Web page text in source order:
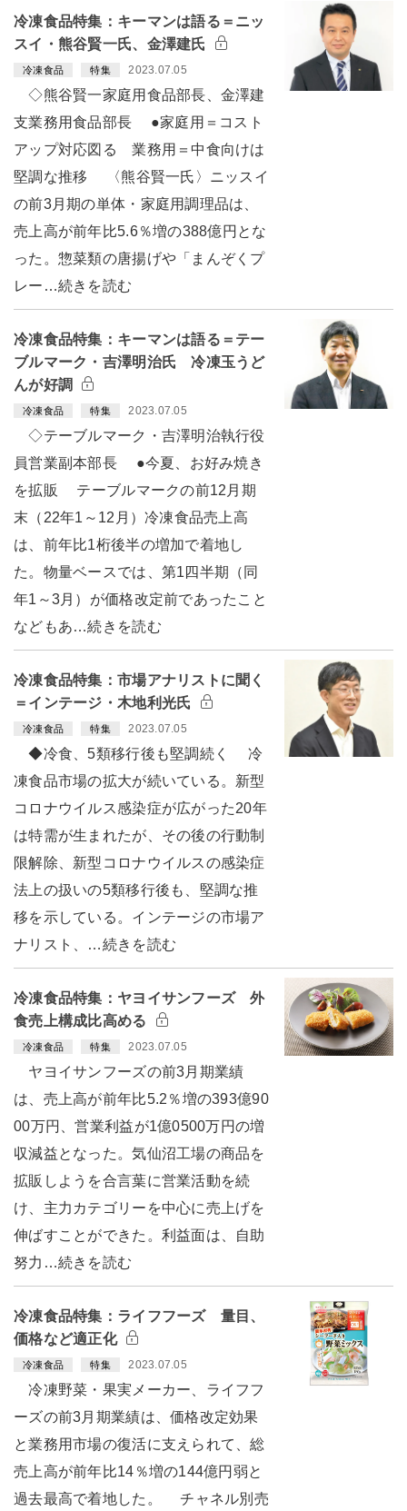
冷凍食品特集：キーマンは語る＝ニッ
スイ・熊谷賢一氏、金澤建氏
冷凍食品 特集 2023.07.05
◇熊谷賢一家庭用食品部長、金澤建
支業務用食品部長 ●家庭用＝コスト
アップ対応図る 業務用＝中食向けは
堅調な推移 〈熊谷賢一氏〉ニッスイ
の前3月期の単体・家庭用調理品は、
売上高が前年比5.6％増の388億円とな
った。惣菜類の唐揚げや「まんぞくプ
レー…続きを読む
冷凍食品特集：キーマンは語る＝テー
ブルマーク・吉澤明治氏 冷凍玉うど
んが好調
冷凍食品 特集 2023.07.05
◇テーブルマーク・吉澤明治執行役
員営業副本部長 ●今夏、お好み焼き
を拡販 テーブルマークの前12月期
末（22年1～12月）冷凍食品売上高
は、前年比1桁後半の増加で着地し
た。物量ベースでは、第1四半期（同
年1～3月）が価格改定前であったこと
などもあ…続きを読む
冷凍食品特集：市場アナリストに聞く
＝インテージ・木地利光氏
冷凍食品 特集 2023.07.05
◆冷食、5類移行後も堅調続く 冷
凍食品市場の拡大が続いている。新型
コロナウイルス感染症が広がった20年
は特需が生まれたが、その後の行動制
限解除、新型コロナウイルスの感染症
法上の扱いの5類移行後も、堅調な推
移を示している。インテージの市場ア
ナリスト、…続きを読む
冷凍食品特集：ヤヨイサンフーズ 外
食売上構成比高める
冷凍食品 特集 2023.07.05
ヤヨイサンフーズの前3月期業績
は、売上高が前年比5.2％増の393億90
00万円、営業利益が1億0500万円の増
収減益となった。気仙沼工場の商品を
拡販しようを合言葉に営業活動を続
け、主力カテゴリーを中心に売上げを
伸ばすことができた。利益面は、自助
努力…続きを読む
冷凍食品特集：ライフフーズ 量目、
価格など適正化
冷凍食品 特集 2023.07.05
冷凍野菜・果実メーカー、ライフフ
ーズの前3月期業績は、価格改定効果
と業務用市場の復活に支えられて、総
売上高が前年比14％増の144億円弱と
過去最高で着地した。 チャネル別売